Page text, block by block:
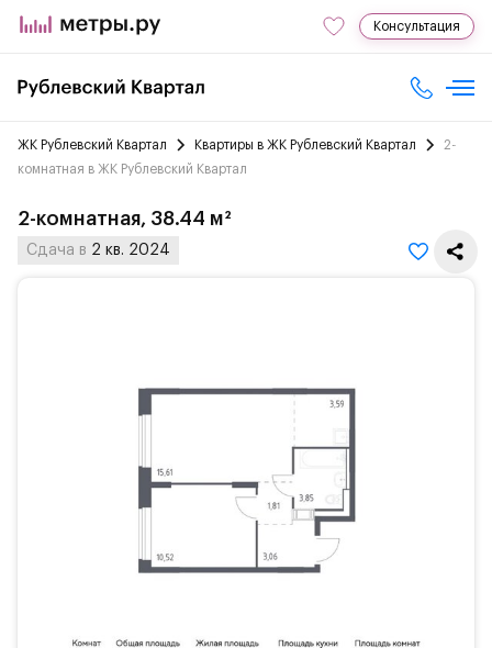
Консультация
ЖК Рублевский Квартал Квартиры в ЖК Рублевский Квартал
2-
комнатная в ЖК Рублевский Квартал
2-комнатная, 38.44 м²
Сдача в 2 кв. 2024